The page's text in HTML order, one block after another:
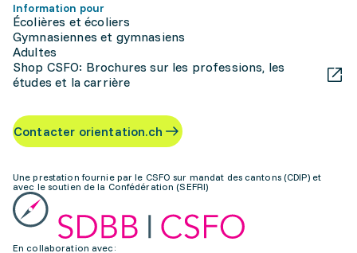
Information pour
Écolières et écoliers
Gymnasiennes et gymnasiens
Adultes
Shop CSFO: Brochures sur les professions, les
études et la carrière
Contacter orientation.ch
Une prestation fournie par le CSFO sur mandat des cantons (CDIP) et
avec le soutien de la Confédération (SEFRI)
En collaboration avec: